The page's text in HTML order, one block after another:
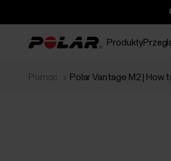
Produkty
Pomoc Polar Vantage M2 | How